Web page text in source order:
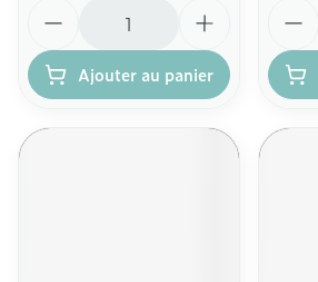
Ajouter au panier